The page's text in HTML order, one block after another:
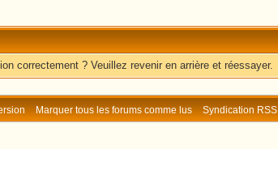
correctement ? Veuillez revenir en arrière et réessayer.
Marquer tous les forums comme lus Syndication RSS